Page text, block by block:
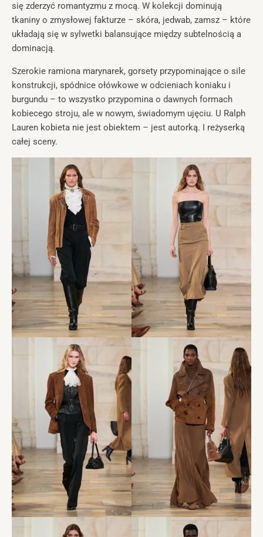
się zderzyć romantyzmu z mocą. W kolekcji dominują
tkaniny o zmysłowej fakturze – skóra, jedwab, zamsz – które
układają się w sylwetki balansujące między subtelnością a
dominacją.
Szerokie ramiona marynarek, gorsety przypominające o sile
konstrukcji, spódnice ołówkowe w odcieniach koniaku i
burgundu – to wszystko przypomina o dawnych formach
kobiecego stroju, ale w nowym, świadomym ujęciu. U Ralph
Lauren kobieta nie jest obiektem – jest autorką. I reżyserką
całej sceny.